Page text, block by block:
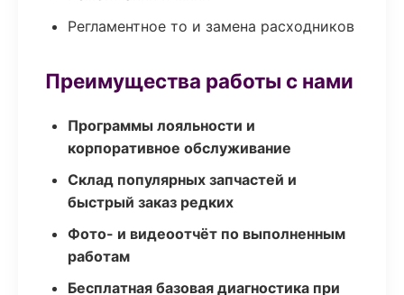
Регламентное то и замена расходников
Преимущества работы с нами
Программы лояльности и
корпоративное обслуживание
Склад популярных запчастей и
быстрый заказ редких
Фото- и видеоотчёт по выполненным
работам
Бесплатная базовая диагностика при